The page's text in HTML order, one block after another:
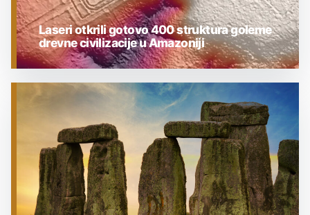
Laseri otkrili gotovo 400 struktura goleme
drevne civilizacije u Amazoniji